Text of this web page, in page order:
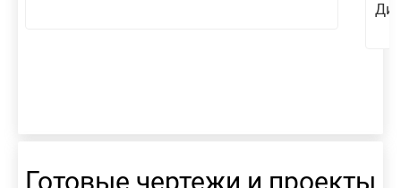
Готовые чертежи и проекты